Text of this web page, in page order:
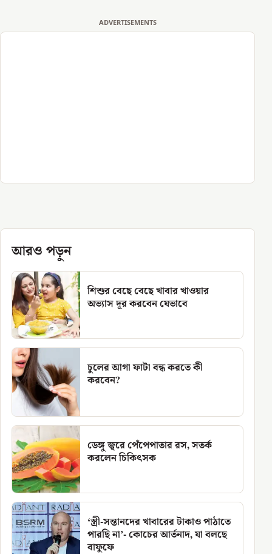
ADVERTISEMENTS
আরও পড়ুন
শিশুর বেছে বেছে খাবার খাওয়ার
অভ্যাস দূর করবেন যেভাবে
চুলের আগা ফাটা বন্ধ করতে কী
করবেন?
ডেঙ্গু জ্বরে পেঁপেপাতার রস, সতর্ক
করলেন চিকিৎসক
‘স্ত্রী-সন্তানদের খাবারের টাকাও পাঠাতে
পারছি না’- কোচের আর্তনাদ, যা বলছে
বাফুফে